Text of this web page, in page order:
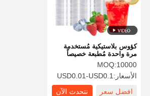
كؤوس بلاستيكية مُستخدمة
مرة واحدة مُطبعة خصيصاً
كؤوس بلاستيكية واضحة قابلة
للتسميد
MOQ:10000
الأسعار: USD0.01-USD0.1
افضل سعر
نتحدث الآن